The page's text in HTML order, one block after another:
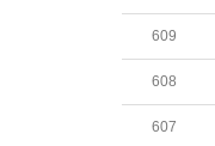
609
608
607